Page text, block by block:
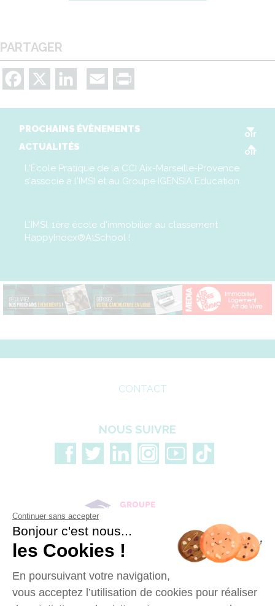
PARTAGER
Facebook LinkedIn Email
PROCHAINS ÉVÈNEMENTS
oir
ACTUALITÉS
oir
L'École Pratique de la CCI Aix-Marseille-Provence
s'associe à l'IMSI et au Groupe IGENSIA Education
L'IMSI, 1ère école d'immobilier au classement
HappyIndex®AtSchool !
CONTACT
NOUS SUIVRE
Continuer sans accepter
Bonjour c'est nous...
les Cookies !
En poursuivant votre navigation,
vous acceptez l’utilisation de cookies pour réaliser